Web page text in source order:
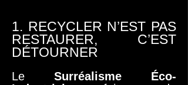
1. RECYCLER N’EST PAS
RESTAURER, C’EST
DÉTOURNER
Le Surréalisme Éco-